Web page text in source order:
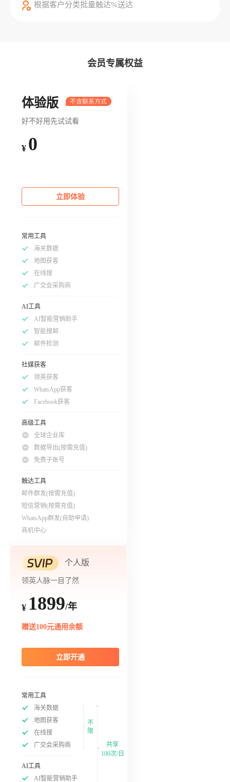
根据客户分类批量触达%送达
会员专属权益
体验版
好不好用先试试看
¥ 0
立即体验
常用工具
海关数据
地图获客
在线搜
广交会采购商
AI工具
AI智能营销助手
智能搜邮
邮件检测
社媒获客
领英获客
WhatsApp获客
Facebook获客
高级工具
全球企业库
数据导出(按需充值)
免费子账号
触达工具
邮件群发(按需充值)
短信营销(按需充值)
WhatsApp群发(自助申请)
商机中心
个人版
领英人脉一目了然
¥ 1899/年
赠送100元通用余额
立即开通
常用工具
海关数据
地图获客
在线搜
广交会采购商
不
限
AI工具
AI智能营销助手
共享
100次/日